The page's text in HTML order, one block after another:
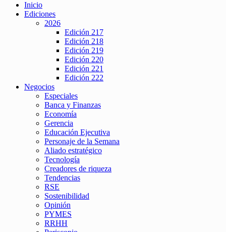
Inicio
Ediciones
2026
Edición 217
Edición 218
Edición 219
Edición 220
Edición 221
Edición 222
Negocios
Especiales
Banca y Finanzas
Economía
Gerencia
Educación Ejecutiva
Personaje de la Semana
Aliado estratégico
Tecnología
Creadores de riqueza
Tendencias
RSE
Sostenibilidad
Opinión
PYMES
RRHH